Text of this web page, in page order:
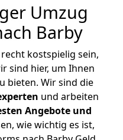
Umzug
Barby
kostspielig sein,
sind hier, um Ihnen
bieten. Wir sind die
und arbeiten
Angebote und
wie wichtig es ist,